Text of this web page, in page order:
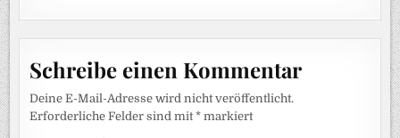
Schreibe einen Kommentar
Deine E-Mail-Adresse wird nicht veröffentlicht.
Erforderliche Felder sind mit* markiert